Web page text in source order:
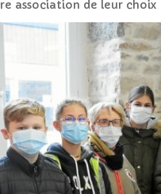
association de leur choix